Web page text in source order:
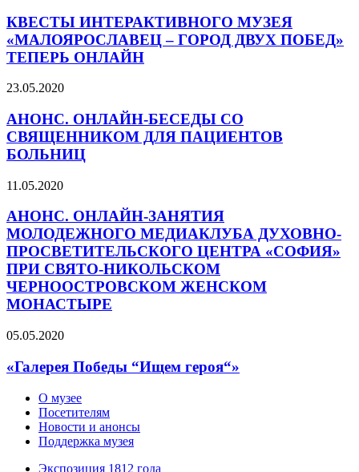
КВЕСТЫ ИНТЕРАКТИВНОГО МУЗЕЯ
«МАЛОЯРОСЛАВЕЦ – ГОРОД ДВУХ ПОБЕД»
ТЕПЕРЬ ОНЛАЙН
23.05.2020
АНОНС. ОНЛАЙН-БЕСЕДЫ СО
СВЯЩЕННИКОМ ДЛЯ ПАЦИЕНТОВ
БОЛЬНИЦ
11.05.2020
АНОНС. ОНЛАЙН-ЗАНЯТИЯ
МОЛОДЕЖНОГО МЕДИАКЛУБА ДУХОВНО-
ПРОСВЕТИТЕЛЬСКОГО ЦЕНТРА «СОФИЯ»
ПРИ СВЯТО-НИКОЛЬСКОМ
ЧЕРНООСТРОВСКОМ ЖЕНСКОМ
МОНАСТЫРЕ
05.05.2020
«Галерея Победы “Ищем героя“»
О музее
Посетителям
Новости и анонсы
Поддержка музея
Экспозиция 1812 года